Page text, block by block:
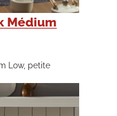
Médium
Low, petite